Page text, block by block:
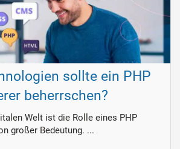
sollte ein PHP
beherrschen?
Welt ist die Rolle eines PHP
großer Bedeutung. ...